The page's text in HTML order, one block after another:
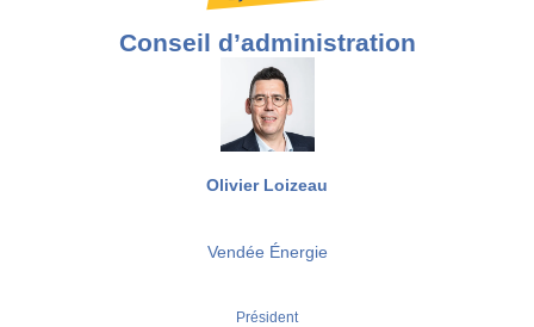
Conseil d’administration
Olivier Loizeau
Vendée Énergie
Président